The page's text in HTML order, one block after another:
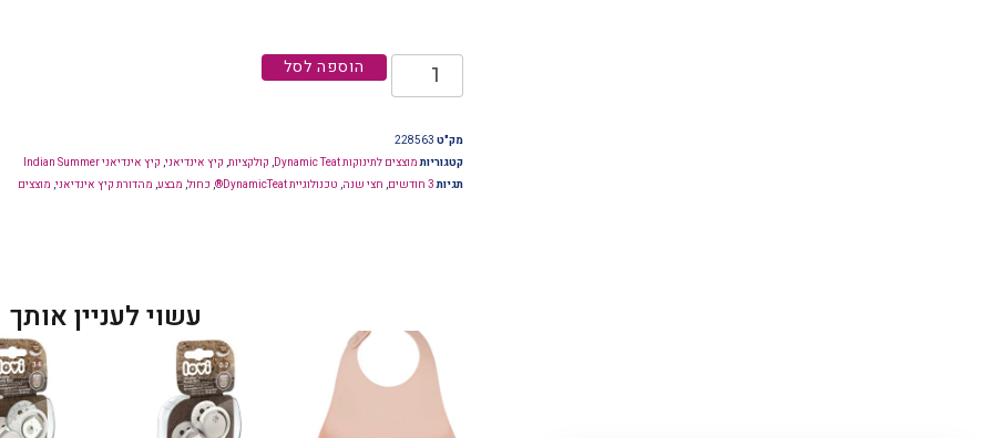
הוספה לסל
מק"ט 228563
קטגוריות מוצצים לתינוקות Dynamic Teat , קולקציות, קיץ אינדיאני, קיץ אינדיאני Indian Summer
תגיות 3 חודשים , חצי שנה, טכנולוגיית DynamicTeat® , כחול, מבצע, מהדורת קיץ אינדיאני, מוצצים
עשוי לעניין אותך